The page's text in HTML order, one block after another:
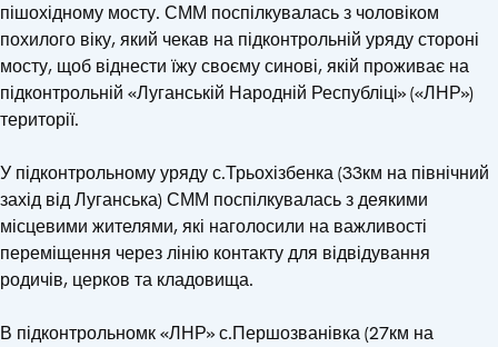
пішохідному мосту. СММ поспілкувалась з чоловіком
похилого віку, який чекав на підконтрольній уряду стороні
мосту, щоб віднести їжу своєму синові, якій проживає на
підконтрольній «Луганській Народній Республіці» («ЛНР»)
території.
У підконтрольному уряду с.Трьохізбенка (33км на північний
захід від Луганська) СММ поспілкувалась з деякими
місцевими жителями, які наголосили на важливості
переміщення через лінію контакту для відвідування
родичів, церков та кладовища.
В підконтрольномк «ЛНР» с.Першозванівка (27км на